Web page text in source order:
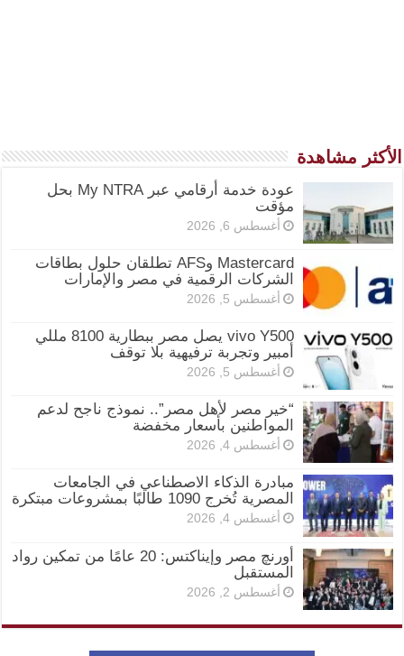
الأكثر مشاهدة
عودة خدمة أرقامي عبر My NTRA بحل
مؤقت
أغسطس 6, 2026
Mastercard وAFS تطلقان حلول بطاقات
الشركات الرقمية في مصر والإمارات
أغسطس 5, 2026
vivo Y500 يصل مصر ببطارية 8100 مللي
أمبير وتجربة ترفيهية بلا توقف
أغسطس 5, 2026
“خير مصر لأهل مصر”.. نموذج ناجح لدعم
المواطنين بأسعار مخفضة
أغسطس 4, 2026
مبادرة الذكاء الاصطناعي في الجامعات
المصرية تُخرج 1090 طالبًا بمشروعات مبتكرة
أغسطس 4, 2026
أورنچ مصر وإيناكتس: 20 عامًا من تمكين رواد
المستقبل
أغسطس 2, 2026